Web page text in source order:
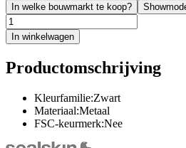
In welke bouwmarkt te koop?
In winkelwagen
Productomschrijving
Kleurfamilie:Zwart
Materiaal:Metaal
FSC-keurmerk:Nee